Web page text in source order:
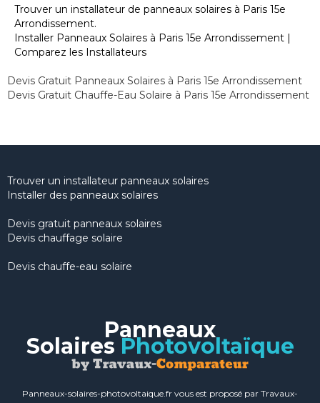
Trouver un installateur de panneaux solaires à Paris 15e
Arrondissement.
Installer Panneaux Solaires à Paris 15e Arrondissement |
Comparez les Installateurs
Devis Gratuit Panneaux Solaires à Paris 15e Arrondissement
Devis Gratuit Chauffe-Eau Solaire à Paris 15e Arrondissement
Trouver un installateur panneaux solaires
Installer des panneaux solaires
Devis gratuit panneaux solaires
Devis chauffage solaire
Devis chauffe-eau solaire
Panneaux
Solaires Photovoltaïque
Panneaux-solaires-photovoltaique.fr vous est proposé par Travaux-